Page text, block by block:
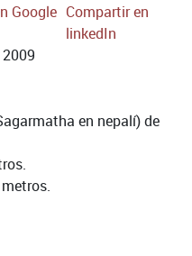
Google Compartir en
linkedIn
2009
en nepalí) de